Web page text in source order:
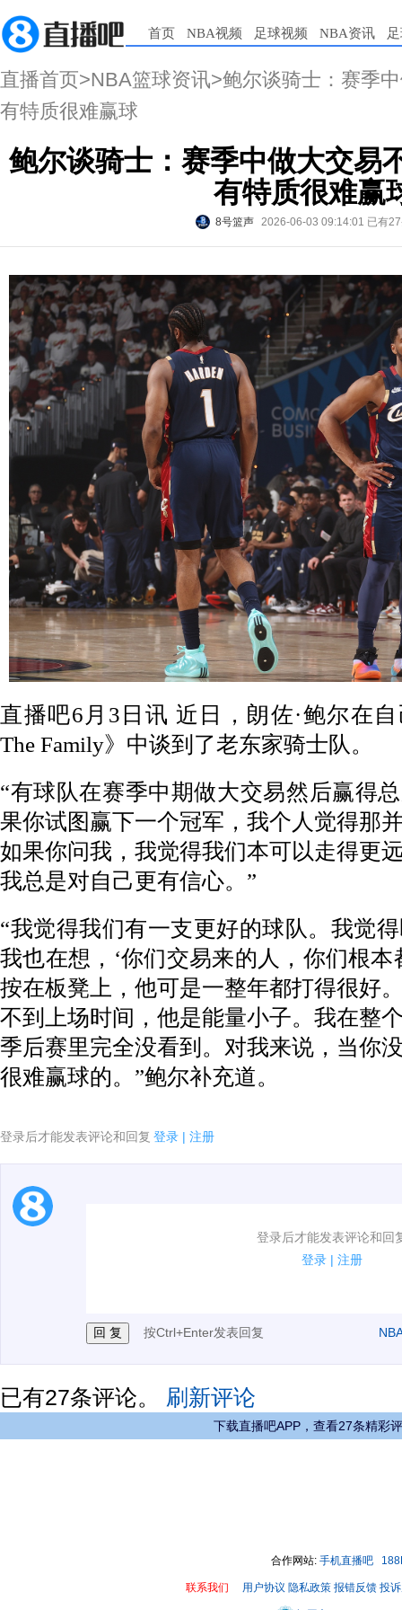
首页 NBA视频 足球视频 NBA资讯
直播首页>NBA篮球资讯>鲍尔谈骑士：赛季
有特质很难赢球
鲍尔谈骑士：赛季中做大交易
有特质很难赢
8号篮声 2026-06-03 09:14:01 已有
直播吧6月3日讯 近日，朗佐·鲍尔在
The Family》中谈到了老东家骑士队。
“有球队在赛季中期做大交易然后赢得
果你试图赢下一个冠军，我个人觉得那
如果你问我，我觉得我们本可以走得更
我总是对自己更有信心。”
“我觉得我们有一支更好的球队。我觉
我也在想，‘你们交易来的人，你们根
按在板凳上，他可是一整年都打得很好
不到上场时间，他是能量小子。我在整
季后赛里完全没看到。对我来说，当你
很难赢球的。”鲍尔补充道。
登录后才能发表评论和回复 登录 | 注册
登录后才能发表评论和回
登录 | 注册
1.电脑端新用户可以发表评论了！
按Ctrl+Enter发表回复
已有27条评论。 刷新评论
下载直播吧APP，查看27条精彩
合作网站: 手机直播吧
联系我们 用户协议 隐私政策 报错反馈 投